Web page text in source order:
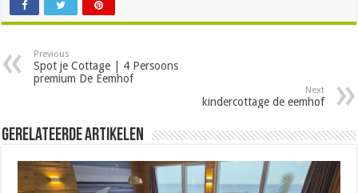
Previous
Spot je Cottage | 4 Persoons
premium De Eemhof
Next
kindercottage de eemhof
Gerelateerde Artikelen